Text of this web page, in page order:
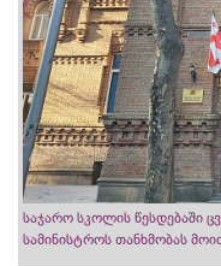
საჯარო სკოლის წესდებაში
სამინისტროს თანხმობას